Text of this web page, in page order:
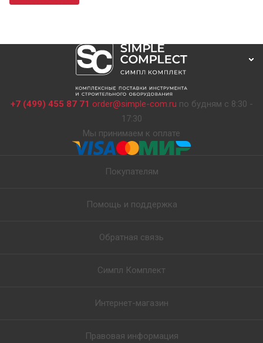
+7 (499) 455 87 71 order@simple-com.ru по будням с 8:30 -
17:30
Мы принимаем к оплате
Покупателям
Помощь и поддержка
Обратная связь
Симпл Комплект
Интернет-магазин
Правовая информация